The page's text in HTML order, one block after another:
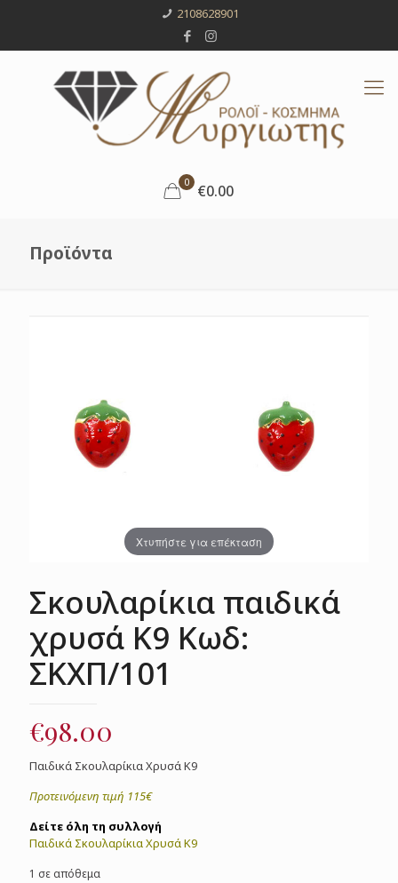
2108628901
0 €0.00
Προϊόντα
Χτυπήστε για επέκταση
Σκουλαρίκια παιδικά
χρυσά Κ9 Κωδ:
ΣΚΧΠ/101
€98.00
Παιδικά Σκουλαρίκια Χρυσά Κ9
Προτεινόμενη τιμή 115€
Δείτε όλη τη συλλογή
Παιδικά Σκουλαρίκια Χρυσά Κ9
1 σε απόθεμα